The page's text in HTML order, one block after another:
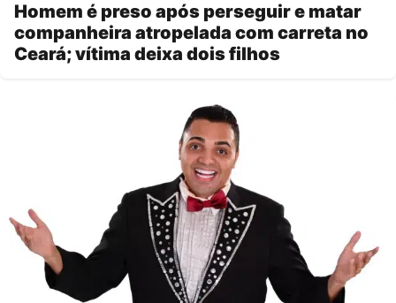
Homem é preso após perseguir e matar
companheira atropelada com carreta no
Ceará; vítima deixa dois filhos